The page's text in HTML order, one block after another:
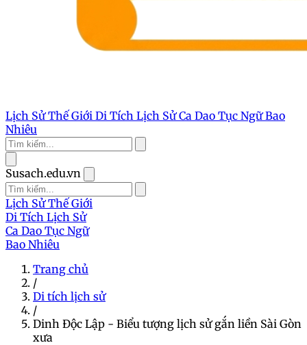
Lịch Sử Thế Giới Di Tích Lịch SửCa Dao Tục NgữBao
Nhiêu
Susach.edu.vn
Lịch Sử Thế Giới
Di Tích Lịch Sử
Ca Dao Tục Ngữ
Bao Nhiêu
Trang chủ
/
Di tích lịch sử
/
Dinh Độc Lập - Biểu tượng lịch sử gắn liền Sài Gòn
xưa